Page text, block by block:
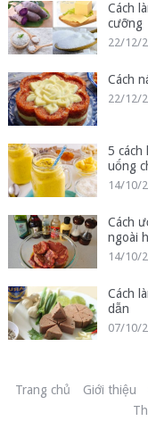
Cách
cưỡng
22/12/
Cách
22/12/
5 cách
uống
14/10/
Cách
ngoài
14/10/
Cách
dẫn
07/10/
Trang chủ Giới thiệu